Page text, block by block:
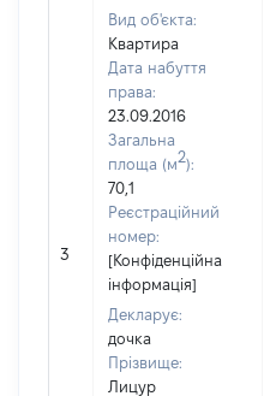
3
Вид об'єкта:
Квартира
Дата набуття
права:
23.09.2016
Загальна
площа (м2):
70,1
Реєстраційний
номер:
[Конфіденційна
інформація]
Декларує:
дочка
Прізвище:
Лицур